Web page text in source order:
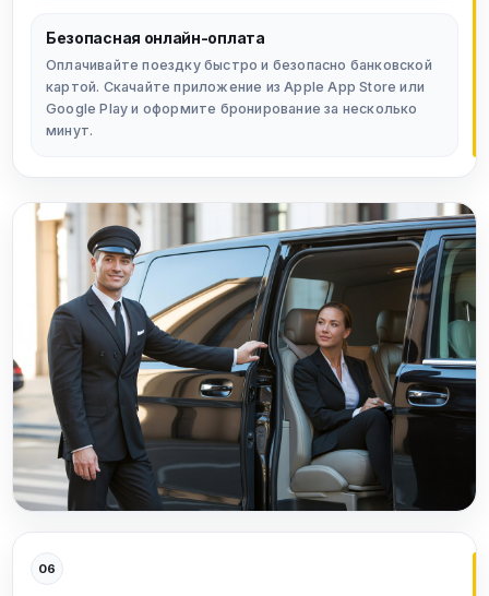
Безопасная онлайн-оплата
Оплачивайте поездку быстро и безопасно банковской
картой. Скачайте приложение из Apple App Store или
Google Play и оформите бронирование за несколько
минут.
06